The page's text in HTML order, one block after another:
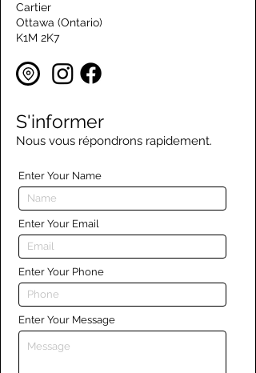
Cartier
Ottawa (Ontario)
K1M 2K7
S'informer
Nous vous répondrons rapidement.
Enter Your Name
Enter Your Email
Enter Your Phone
Enter Your Message